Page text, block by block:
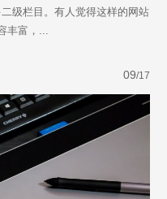
级栏目。有人觉得这样的网站
丰富，...
09/17